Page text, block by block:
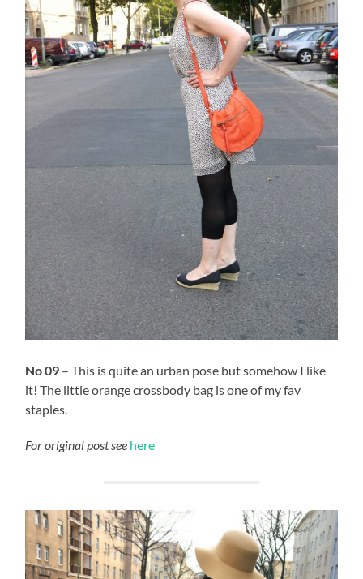
No 09 – This is quite an urban pose but somehow I like
it! The little orange crossbody bag is one of my fav
staples.
For original post see here